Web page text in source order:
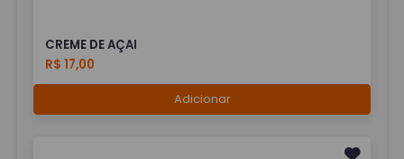
CREME DE AÇAI
R$ 17,00
Adicionar